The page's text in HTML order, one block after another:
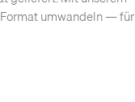
umwandeln — für